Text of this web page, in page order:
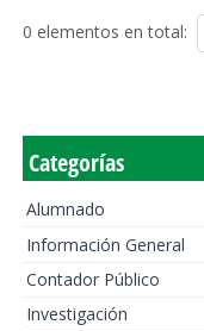
0 elementos en total:
Categorías
Alumnado
Información General
Contador Público
Investigación